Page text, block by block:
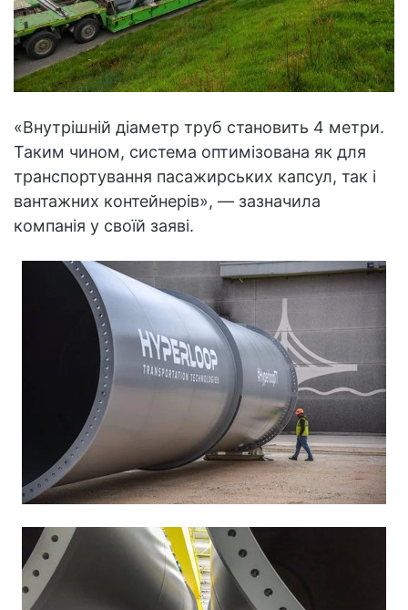
«Внутрішній діаметр труб становить 4 метри.
Таким чином, система оптимізована як для
транспортування пасажирських капсул, так і
вантажних контейнерів», — зазначила
компанія у своїй заяві.